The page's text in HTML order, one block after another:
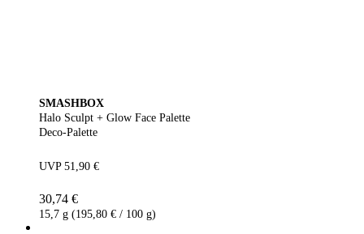
SMASHBOX
Halo Sculpt + Glow Face Palette
Deco-Palette
UVP 51,90 €
30,74 €
15,7 g (195,80 € / 100 g)